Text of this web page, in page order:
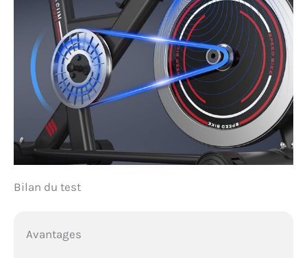
𝐅𝐈𝐀𝐁𝐋𝐄: DMASUN offre un
échange de pièces
pendant 36 mois. Le vélo
d'appartement,
préassemblé à 70 %, est
livré avec un kit d'outils.
Nous avons constaté que
même les femmes peuvent
monter le vélo en environ
20 minutes sans
difficulté. Pour toute
Bilan du test
Avantages